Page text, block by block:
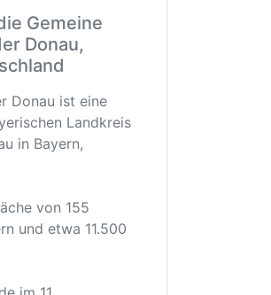
Gemeine
Donau,
Donau ist eine
Landkreis
in Bayern,
von 155
und etwa 11.500